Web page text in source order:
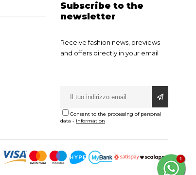
Subscribe to the
newsletter
Receive fashion news, previews
and offers directly in your email
Consent to the processing of personal
data - information